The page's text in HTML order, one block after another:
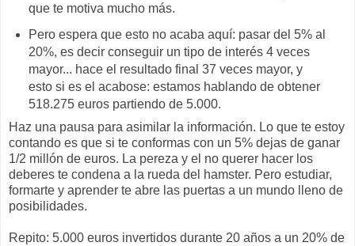
que te motiva mucho más.
Pero espera que esto no acaba aquí: pasar del 5% al
20%, es decir conseguir un tipo de interés 4 veces
mayor... hace el resultado final 37 veces mayor, y
esto si es el acabose: estamos hablando de obtener
518.275 euros partiendo de 5.000.
Haz una pausa para asimilar la información. Lo que te estoy
contando es que si te conformas con un 5% dejas de ganar
1/2 millón de euros. La pereza y el no querer hacer los
deberes te condena a la rueda del hamster. Pero estudiar,
formarte y aprender te abre las puertas a un mundo lleno de
posibilidades.
Repito: 5.000 euros invertidos durante 20 años a un 20% de